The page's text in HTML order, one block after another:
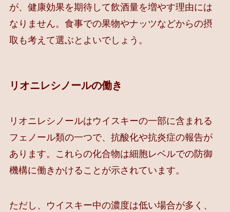
が、健康効果を期待して飲酒量を増やす理由には
なりません。食事での果物やナッツなどからの摂
取も考えて選ぶとよいでしょう。
リオニレシノールの働き
リオニレシノールはウイスキーの一部に含まれる
フェノール類の一つで、抗酸化や抗炎症の報告が
あります。これらの化合物は細胞レベルでの防御
機構に働きかけることが示されています。
ただし、ウイスキー中の濃度は低い場合が多く、